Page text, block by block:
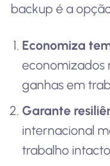
backup é a
Economiza
economizados
ganhas em
Garante
internacional
trabalho